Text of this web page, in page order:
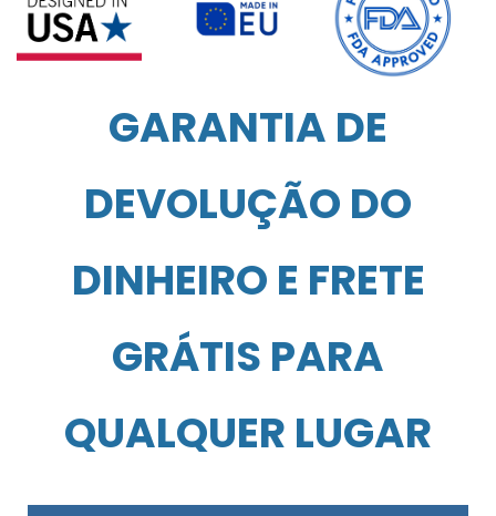
GARANTIA DE
DEVOLUÇÃO DO
DINHEIRO E FRETE
GRÁTIS PARA
QUALQUER LUGAR